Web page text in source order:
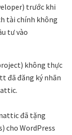
trước khi
tài chính không
tư vào
không thực
đã đăng ký nhãn
đã tặng
cho WordPress